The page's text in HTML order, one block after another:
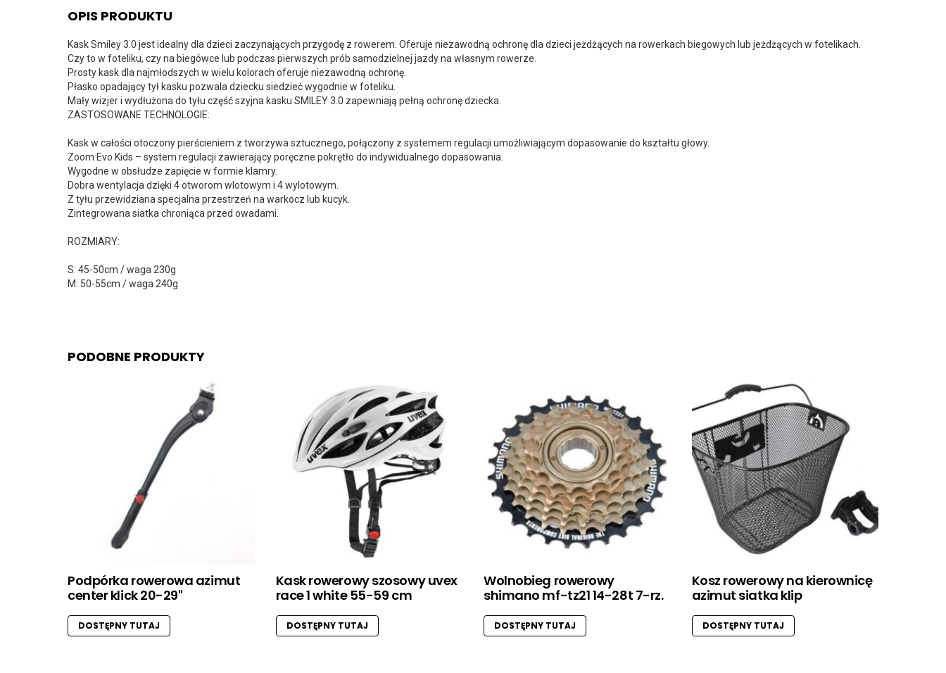
OPIS PRODUKTU
Kask Smiley 3.0 jest idealny dla dzieci zaczynających przygodę z rowerem. Oferuje niezawodną ochronę dla dzieci jeżdżących na rowerkach biegowych lub jeżdżących w fotelikach.
Czy to w foteliku, czy na biegówce lub podczas pierwszych prób samodzielnej jazdy na własnym rowerze.
Prosty kask dla najmłodszych w wielu kolorach oferuje niezawodną ochronę.
Płasko opadający tył kasku pozwala dziecku siedzieć wygodnie w foteliku.
Mały wizjer i wydłużona do tyłu część szyjna kasku SMILEY 3.0 zapewniają pełną ochronę dziecka.
ZASTOSOWANE TECHNOLOGIE:
Kask w całości otoczony pierścieniem z tworzywa sztucznego, połączony z systemem regulacji umożliwiającym dopasowanie do kształtu głowy.
Zoom Evo Kids – system regulacji zawierający poręczne pokrętło do indywidualnego dopasowania.
Wygodne w obsłudze zapięcie w formie klamry.
Dobra wentylacja dzięki 4 otworom wlotowym i 4 wylotowym.
Z tyłu przewidziana specjalna przestrzeń na warkocz lub kucyk.
Zintegrowana siatka chroniąca przed owadami.
ROZMIARY:
S: 45-50cm / waga 230g
M: 50-55cm / waga 240g
PODOBNE PRODUKTY
Podpórka rowerowa azimut
center klick 20-29″
DOSTĘPNY TUTAJ
Kask rowerowy szosowy uvex
race 1 white 55-59 cm
DOSTĘPNY TUTAJ
Wolnobieg rowerowy
shimano mf-tz21 14-28t 7-rz.
DOSTĘPNY TUTAJ
Kosz rowerowy na kierownicę
azimut siatka klip
DOSTĘPNY TUTAJ